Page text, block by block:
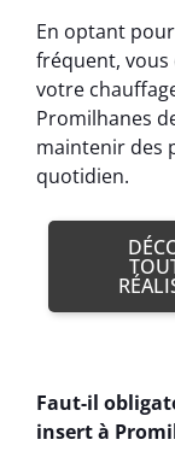
En optant
fréquent,
votre
Promilhanes
maintenir des
quotidien.
Faut-il
insert à